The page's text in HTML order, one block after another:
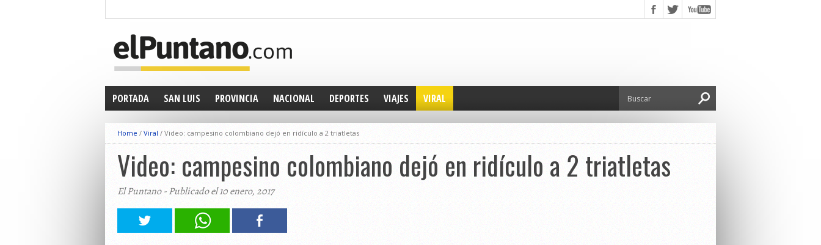
PORTADA SAN LUIS PROVINCIA NACIONAL DEPORTES VIAJES VIRAL
Home / Viral / Video: campesino colombiano dejó en ridículo a 2 triatletas
Video: campesino colombiano dejó en ridículo a 2 triatletas
El Puntano - Publicado el 10 enero, 2017